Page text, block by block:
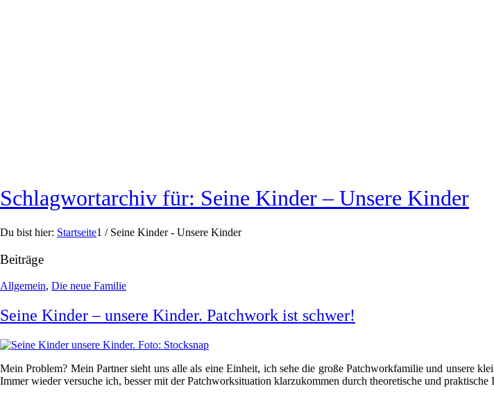
Schlagwortarchiv für: Seine Kinder – Unsere Kinder
Du bist hier: Startseite1 / Seine Kinder - Unsere Kinder
Beiträge
Allgemein, Die neue Familie
Seine Kinder – unsere Kinder. Patchwork ist schwer!
Mein Problem? Mein Partner sieht uns alle als eine Einheit, ich sehe die große Patchworkfamilie und unsere
Immer wieder versuche ich, besser mit der Patchworksituation klarzukommen durch theoretische und